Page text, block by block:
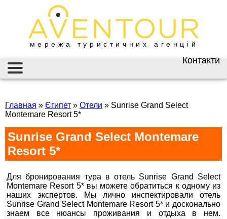
мережа туристичних агенцій
Контакти
Київ
Васильківська 34
+38 (099) 180-32-43,
+38 (093) 180-32-43
kyiv@aventour.ua
Пн. - Пт. 9:00 - 18:00
Сб 10:00 - 15:00
AVENTOUR / АВЕНТУР
ІНФОРМАЦІЯ
ВІЗИ
ЗАКОРДОННИЙ ПАСПОРТ
ВАКАНСІЇ
Бронюй онлайн 24/7
Главная » Єгипет » Отели » Sunrise Grand Select
Montemare Resort 5*
Sunrise Grand Select Montemare
Resort 5*
Для бронирования тура в отель Sunrise Grand Select
Montemare Resort 5* вы можете обратиться к одному из
наших экспертов. Мы лично инспектировали отель
Sunrise Grand Select Montemare Resort 5* и досконально
знаем все нюансы проживания и отдыха в нем.